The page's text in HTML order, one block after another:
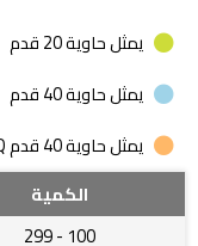
يمثل حاوية 20 قدم
يمثل حاوية 40 قدم
يمثل حاوية 40 قدم HQ
الكمية
100
- 299
تدريب